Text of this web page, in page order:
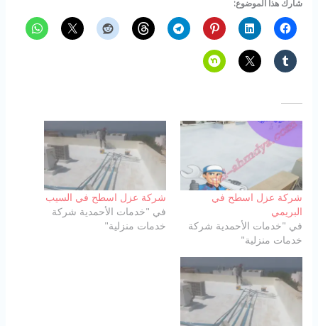
شارك هذا الموضوع:
شركة عزل اسطح في
البريمي
في "خدمات الأحمدية شركة
خدمات منزلية"
شركة عزل اسطح في السيب
في "خدمات الأحمدية شركة
خدمات منزلية"